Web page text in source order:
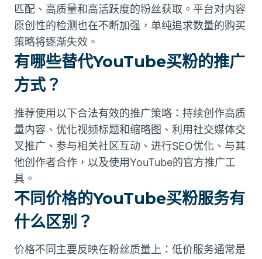
匹配、高质量和高活跃度的粉丝获取。平台对内容
原创性的检测也在不断加强，单纯追求数量的购买
策略将逐渐失效。
有哪些替代YouTube买粉的推广
方式？
推荐使用以下合法有效的推广策略：持续创作高质
量内容、优化视频标题和缩略图、利用社交媒体交
叉推广、参与相关社区互动、进行SEO优化、与其
他创作者合作，以及使用YouTube的官方推广工
具。
不同价格的YouTube买粉服务有
什么区别？
价格不同主要反映在粉丝质量上：低价服务通常是